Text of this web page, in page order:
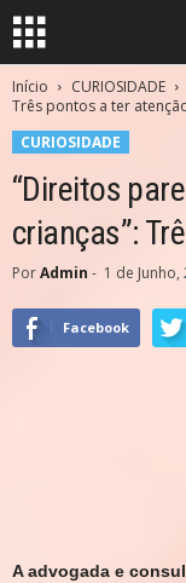
Início CURIOSIDADE
Três pontos a ter
CURIOSIDADE
“Direitos
crianças”:
PorAdmin - 1 de Junho,
Facebook
A advogada e